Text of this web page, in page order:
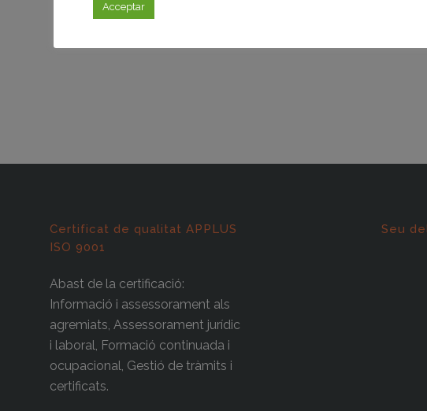
Certificat de qualitat APPLUS
ISO 9001
Abast de la certificació:
Informació i assessorament als
agremiats, Assessorament jurídic
i laboral, Formació continuada i
ocupacional, Gestió de tràmits i
certificats.
Seu
Acceptar